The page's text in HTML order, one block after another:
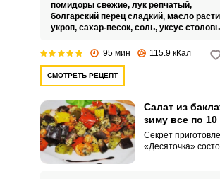
салата
удачного
ингредиентов.
помидоры свежие, лук репчатый,
болгарский перец сладкий, масло
укроп, сахар-песок, соль, уксус
95 мин 115.9 кКал
СМОТРЕТЬ РЕЦЕПТ
Салат из
зиму все по 10
Секрет
«Десяточка»